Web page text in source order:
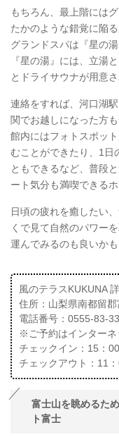
もちろん、最上階には
たかのような錯覚に陥
グランドスパは『星の
『星の湯』には、立湯
とドライサウナが用意
連絡をすれば、河口湖
関でお越しになった方も
館内にはフォトスポッ
むことができたり、1日
ともできるなど、普段
ート気分も満喫できる
日頃の疲れを癒したい
くで見て自然のパワー
運んでみるのも良いかも
風のテラスKUKUNA
住所：山梨県南都留
電話番号：0555-83-
※ご予約はインター
チェックイン：15：00
チェックアウト：11
富士山を眺めるた
ト富士